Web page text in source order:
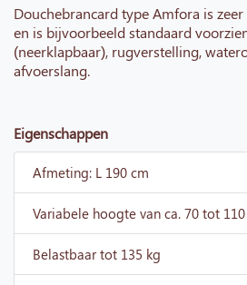
Douchebrancard type Amfora is
en is bijvoorbeeld standaard
(neerklapbaar), rugverstelling,
afvoerslang.
Eigenschappen
Afmeting: L 190 cm
Variabele hoogte van ca. 70 tot
Belastbaar tot 135 kg